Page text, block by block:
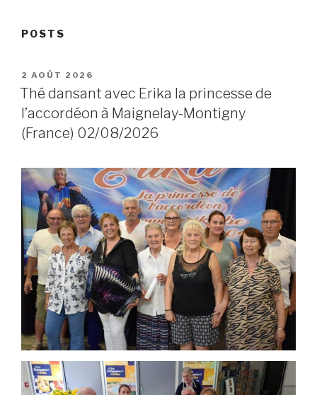
POSTS
POSTED
ON
2 AOÛT 2026
Thé dansant avec Erika la princesse de
l’accordéon à Maignelay-Montigny
(France) 02/08/2026